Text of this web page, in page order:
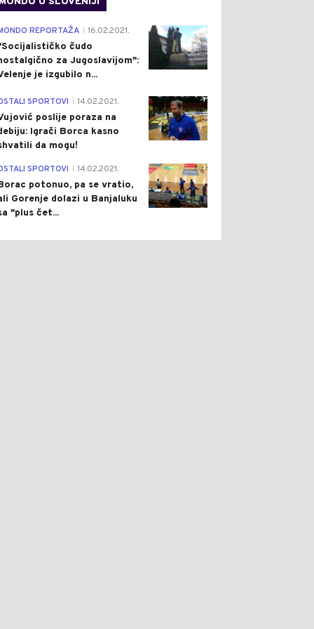
4
REPORTAŽA 16.02.2021.
čudo
za Jugoslavijom":
je izgubilo n...
1
SPORTOVI 14.02.2021.
poslije poraza na
Igrači Borca kasno
da mogu!
3
SPORTOVI 14.02.2021.
potonuo, pa se vratio,
Gorenje dolazi u Banjaluku
"plus čet...